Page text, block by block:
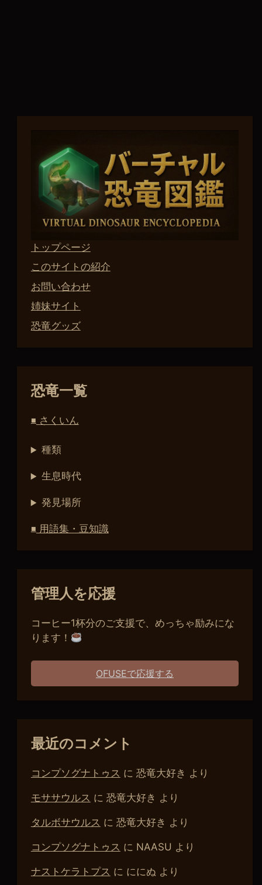
トップページ
このサイトの紹介
お問い合わせ
姉妹サイト
恐竜グッズ
恐竜一覧
■ さくいん
種類
生息時代
発見場所
用語集・豆知識
管理人を応援
コーヒー1杯分のご支援で、めっちゃ励みにな
ります！
OFUSEで応援する
最近のコメント
コンプソグナトゥス に 恐竜大好き より
モササウルス に 恐竜大好き より
タルボサウルス に 恐竜大好き より
コンプソグナトゥス に NAASU より
ナストケラトプス に ににぬ より